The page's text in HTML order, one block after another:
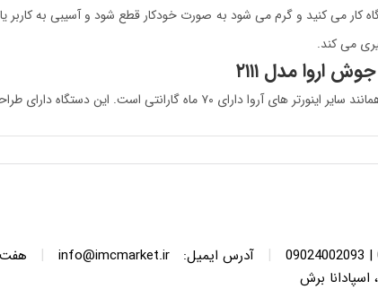
می کند.
اروا مدل ۲۱۱۱
سایر اینورتر های آروا دارای ۷۰ ماه گارانتی است. این دستگاه دارای طراحی و ویژگی های منحصر به فردی می باشد؛ اما با قیمت مناسب در بازار عرضه شده است.
| آدرس ایمیل: info@imcmarket.ir
|
اسپادانا برش